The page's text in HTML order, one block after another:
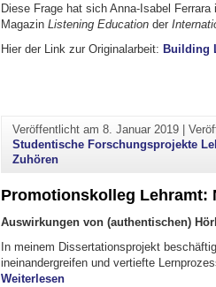
Diese Frage hat sich Anna-Isabel
Magazin Listening Educationder
Hier der Link zur Originalarbeit: Building
Veröffentlicht am8. Januar 2019 |
Studentische Forschungsprojekte
Zuhören
Promotionskolleg Lehramt:
Auswirkungen von (authentischen)
In meinem Dissertationsprojekt
ineinandergreifen und vertiefte
Weiterlesen"Promotionskolleg